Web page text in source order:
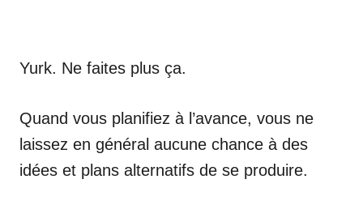
Yurk. Ne faites plus ça.
Quand vous planifiez à l’avance, vous ne
laissez en général aucune chance à des
idées et plans alternatifs de se produire.